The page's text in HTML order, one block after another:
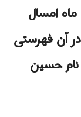
امسال
آن فهرستی
حسین